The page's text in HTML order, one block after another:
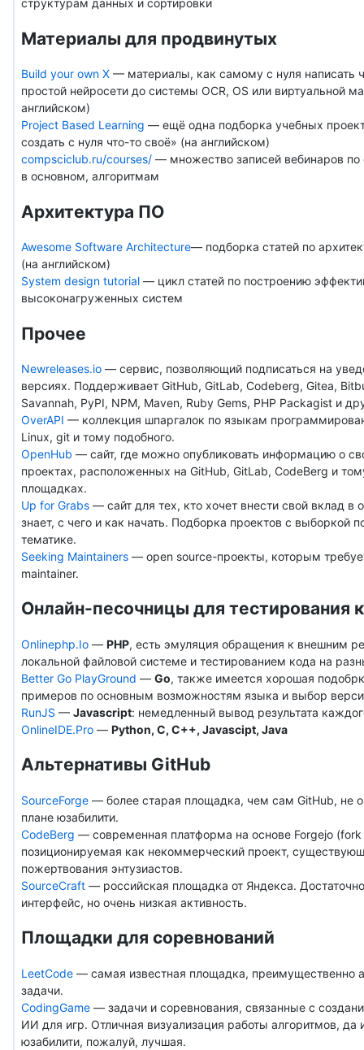
структурам данных и сортировки
Материалы для продвинутых
Build your own X — материалы, как самому с нуля написать
простой нейросети до системы OCR, OS или виртуальной
английском)
Project Based Learning — ещё одна подборка учебных
создать с нуля что-то своё» (на английском)
compsciclub.ru/courses/ — множество записей вебинаров по
в основном, алгоритмам
Архитектура ПО
Awesome Software Architecture— подборка статей по
(на английском)
System design tutorial — цикл статей по построению
высоконагруженных систем
Прочее
Newreleases.io — сервис, позволяющий подписаться на
версиях. Поддерживает GitHub, GitLab, Codeberg, Gitea,
Savannah, PyPI, NPM, Maven, Ruby Gems, PHP Packagist и
OverAPI — коллекция шпаргалок по языкам
Linux, git и тому подобного.
OpenHub — сайт, где можно опубликовать информацию о
проектах, расположенных на GitHub, GitLab, CodeBerg и
площадках.
Up for Grabs — сайт для тех, кто хочет внести свой вклад в
знает, с чего и как начать. Подборка проектов с выборкой
тематике.
Seeking Maintainers — open source-проекты, которым
maintainer.
Онлайн-песочницы для тестирования
Onlinephp.Io — PHP, есть эмуляция обращения к внешним
локальной файловой системе и тестированием кода на
Better Go PlayGround — Go, также имеется хорошая
примеров по основным возможностям языка и выбор
RunJS — Javascript: немедленный вывод результата
OnlineIDE.Pro — Python, C, C++, Javascipt, Java
Альтернативы GitHub
SourceForge — более старая площадка, чем сам GitHub, не
плане юзабилити.
CodeBerg — современная платформа на основе Forgejo (fork
позиционируемая как некоммерческий проект,
пожертвования энтузиастов.
SourceCraft — российская площадка от Яндекса.
интерфейс, но очень низкая активность.
Площадки для соревнований
LeetCode — самая известная площадка, преимущественно
задачи.
CodingGame — задачи и соревнования, связанные с
ИИ для игр. Отличная визуализация работы алгоритмов, да
юзабилити, пожалуй, лучшая.